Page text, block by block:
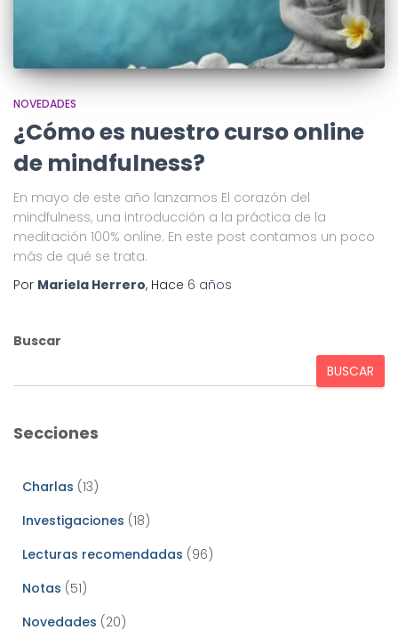
NOVEDADES
¿Cómo es nuestro curso online
de mindfulness?
En mayo de este año lanzamos El corazón del
mindfulness, una introducción a la práctica de la
meditación 100% online. En este post contamos un poco
más de qué se trata.
Por Mariela Herrero, Hace 6 años
Buscar
BUSCAR
Secciones
Charlas (13)
Investigaciones (18)
Lecturas recomendadas (96)
Notas (51)
Novedades (20)